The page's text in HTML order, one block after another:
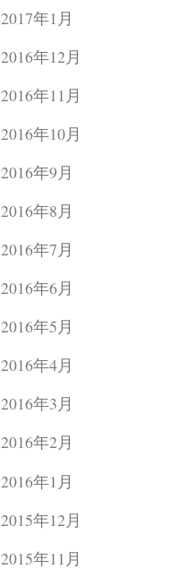
2017年1月
2016年12月
2016年11月
2016年10月
2016年9月
2016年8月
2016年7月
2016年6月
2016年5月
2016年4月
2016年3月
2016年2月
2016年1月
2015年12月
2015年11月